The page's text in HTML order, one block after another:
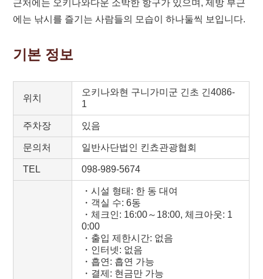
근처에는 오키나와다운 소박한 항구가 있으며, 제방 부근
에는 낚시를 즐기는 사람들의 모습이 하나둘씩 보입니다.
기본 정보
위치
오키나와현 구니가미군 긴초 긴4086-
1
주차장 있음
문의처 일반사단법인 킨쵸관광협회
TEL 098-989-5674
・시설 형태: 한 동 대여
・객실 수: 6동
・체크인: 16:00～18:00, 체크아웃: 1
0:00
・출입 제한시간: 없음
・인터넷: 없음
・흡연: 흡연 가능
・결제: 현금만 가능